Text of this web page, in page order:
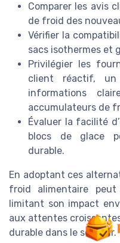
Comparer les avis
de froid des
Vérifier la
sacs isothermes et
Privilégier les
client réactif,
informations
accumulateurs de
Évaluer la facilité
blocs de glace
durable.
En adoptant ces
froid alimentaire
limitant son impact
aux attentes
durable dans le secteur.